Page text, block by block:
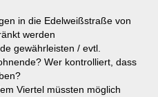
in die Edelweißstraße von
werden
gewährleisten / evtl.
Wer kontrolliert, dass
Viertel müssten möglich